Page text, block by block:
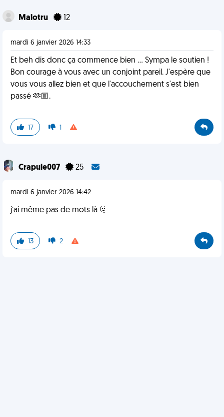
Malotru 12
mardi 6 janvier 2026 14:33
Et beh dis donc ça commence bien ... Sympa le soutien !
Bon courage à vous avec un conjoint pareil. J'espère que
vous vous allez bien et que l'accouchement s'est bien
passé 🫶🏼.
17 1
Crapule007 25
mardi 6 janvier 2026 14:42
j’ai même pas de mots là 🫥
13 2